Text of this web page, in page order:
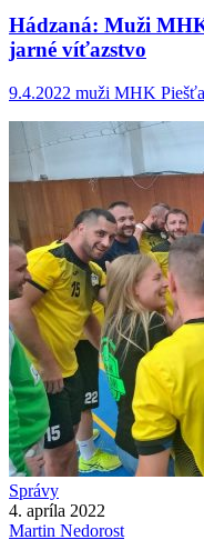
Hádzaná: Muži
jarné víťazstvo
9.4.2022 muži MHK
Správy
4. apríla 2022
Martin Nedorost